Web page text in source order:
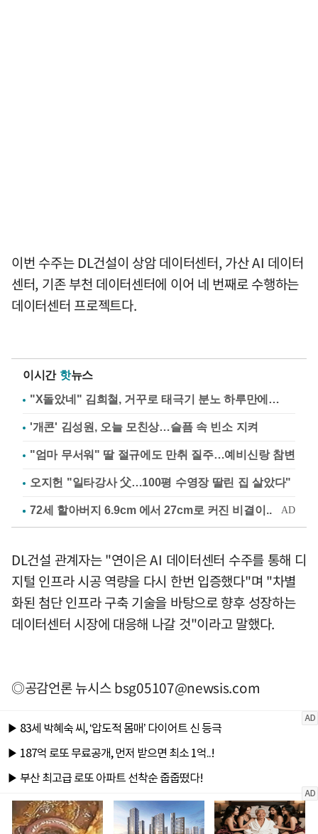
이번 수주는 DL건설이 상암 데이터센터, 가산 AI 데이터
센터, 기존 부천 데이터센터에 이어 네 번째로 수행하는
데이터센터 프로젝트다.
이시간 핫뉴스
"X돌았네" 김희철, 거꾸로 태극기 분노 하루만에…
'개콘' 김성원, 오늘 모친상…슬픔 속 빈소 지켜
"엄마 무서워" 딸 절규에도 만취 질주…예비신랑 참변
오지헌 "일타강사 父…100평 수영장 딸린 집 살았다"
DL건설 관계자는 "연이은 AI 데이터센터 수주를 통해 디
지털 인프라 시공 역량을 다시 한번 입증했다"며 "차별
화된 첨단 인프라 구축 기술을 바탕으로 향후 성장하는
데이터센터 시장에 대응해 나갈 것"이라고 말했다.
◎공감언론 뉴시스bsg05107@newsis.com